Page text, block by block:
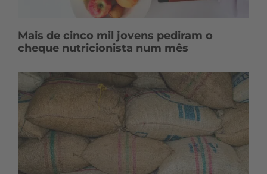
Mais de cinco mil jovens pediram o
cheque nutricionista num mês